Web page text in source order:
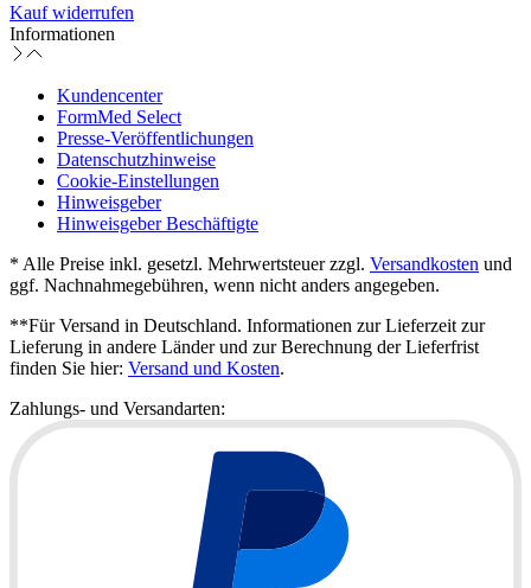
Kauf widerrufen
Informationen
Kundencenter
FormMed Select
Presse-Veröffentlichungen
Datenschutzhinweise
Cookie-Einstellungen
Hinweisgeber
Hinweisgeber Beschäftigte
* Alle Preise inkl. gesetzl. Mehrwertsteuer zzgl. Versandkosten und
ggf. Nachnahmegebühren, wenn nicht anders angegeben.
**Für Versand in Deutschland. Informationen zur Lieferzeit zur
Lieferung in andere Länder und zur Berechnung der Lieferfrist
finden Sie hier: Versand und Kosten.
Zahlungs- und Versandarten: